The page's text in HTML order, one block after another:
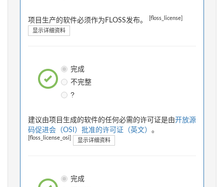
项目生产的软件必须作为FLOSS发布。 [floss_license]
显示详细资料
完成
不完整
?
建议由项目生成的软件的任何必需的许可证是由开放源
码促进会（OSI）批准的许可证（英文） 。
[floss_license_osi] 显示详细资料
完成